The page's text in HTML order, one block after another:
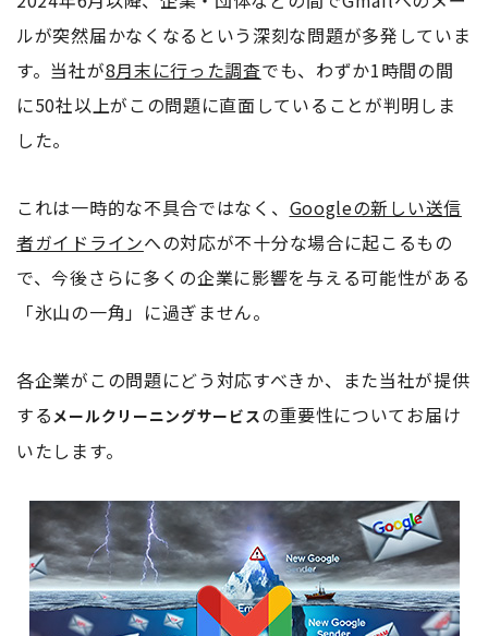
ルが突然届かなくなるという深刻な問題が多発していま
す。当社が8月末に行った調査でも、わずか1時間の間
に50社以上がこの問題に直面していることが判明しま
した。
これは一時的な不具合ではなく、 Googleの新しい送信
者ガイドラインへの対応が不十分な場合に起こるもの
で、今後さらに多くの企業に影響を与える可能性がある
「氷山の一角」に過ぎません。
各企業がこの問題にどう対応すべきか、また当社が提供
するメールクリーニングサービスの重要性についてお届け
いたします。